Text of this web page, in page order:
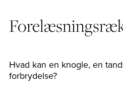
Hvad kan en knogle, en
forbrydelse?